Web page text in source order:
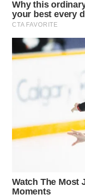
BOGOR
WN
DEPOK
TAPANULI
SAMOSIR
LAWAS